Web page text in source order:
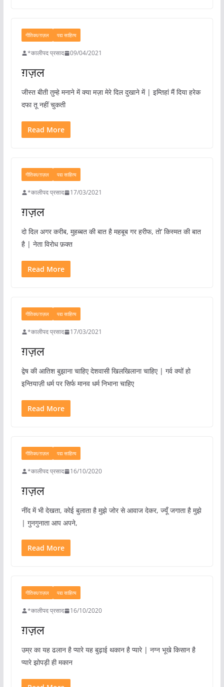
गीतिका/ग़ज़ल पद्य साहित्य
*कालीपद प्रसाद 09/04/2021
ग़ज़ल
जीस्त बीती तुम्हे मनाने में क्या मज़ा मेरे दिल दुखाने में | इम्तिहां मैं दिया हरेक
दफा तू नहीं चुकती
Read More
गीतिका/ग़ज़ल पद्य साहित्य
*कालीपद प्रसाद 17/03/2021
ग़ज़ल
दो दिल अगर करीब, मुहब्बत की बात है महबूब गर हरीफ, तो’ किस्मत की बात
है | नेता विरोध फ़क्त
Read More
गीतिका/ग़ज़ल पद्य साहित्य
*कालीपद प्रसाद 17/03/2021
ग़ज़ल
द्वेष की आतिश बुझाना चाहिए देशवासी खिलखिलाना चाहिए | गर्व क्यों हो
इन्तियाज़ी धर्म पर सिर्फ मानव धर्म निभाना चाहिए
Read More
गीतिका/ग़ज़ल पद्य साहित्य
*कालीपद प्रसाद 16/10/2020
ग़ज़ल
नींद में भी देखता, कोई बुलाता है मुझे जोर से आवाज देकर, ज्यूँ जगाता है मुझे
| गुनगुनाता आप अपने,
Read More
गीतिका/ग़ज़ल पद्य साहित्य
*कालीपद प्रसाद 16/10/2020
ग़ज़ल
उम्र का यह ढलान है प्यारे यह बुढ़ाई थकान है प्यारे | नग्न भूखे किसान है
प्यारे झोपड़ी ही मकान